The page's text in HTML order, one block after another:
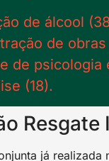
de álcool
de
de psicologia
(18).
Resgate
já realizada